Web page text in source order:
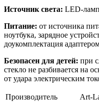
Источник света: LED-
Питание: от источника
ноутбука, зарядное
доукомплектация
Безопасен для детей: при
стекло не разбивается на
от удара электрическим
Производитель
Art-